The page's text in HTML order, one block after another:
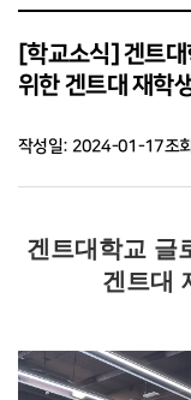
[학교소식] 겐트
위한 겐트대 재학
작성일: 2024-01-17조
겐트대학교 글
겐트대